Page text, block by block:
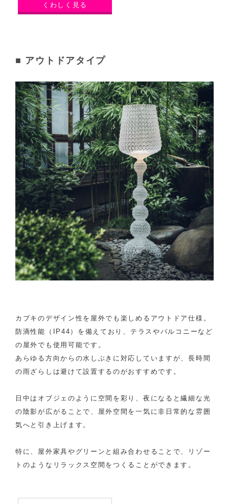
くわしく見る
■ アウトドアタイプ
カブキのデザイン性を屋外でも楽しめるアウトドア仕様。
防滴性能（IP44）を備えており、テラスやバルコニーなど
の屋外でも使用可能です。
あらゆる方向からの水しぶきに対応していますが、長時間
の雨ざらしは避けて設置するのがおすすめです。
日中はオブジェのように空間を彩り、夜になると繊細な光
の陰影が広がることで、屋外空間を一気に非日常的な雰囲
気へと引き上げます。
特に、屋外家具やグリーンと組み合わせることで、リゾー
トのようなリラックス空間をつくることができます。